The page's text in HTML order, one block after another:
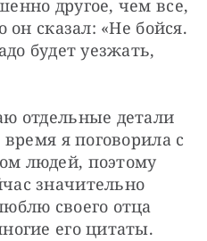
другое, чем все,
он сказал: «Не бойся.
будет уезжать,
отдельные детали
я поговорила с
людей, поэтому
значительно
своего отца
его цитаты.